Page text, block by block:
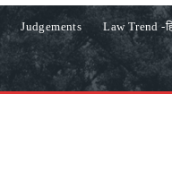
Judgements Law Trend -